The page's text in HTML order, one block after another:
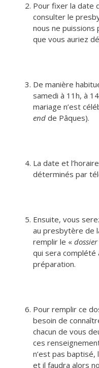
Pour fixer la date
consulter le
nous ne puissions
que vous auriez
De manière
samedi à 11h, à
mariage n’est
end de Pâques).
La date et
déterminés par
Ensuite, vous
au presbytère de
remplir le «
qui sera complété
préparation.
Pour remplir ce
besoin de
chacun de vous
ces
n’est pas baptisé,
et il faudra alors